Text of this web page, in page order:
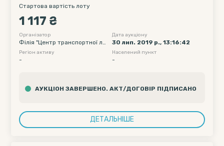
Кількість вагонів - 5, Рухомий склад - 95, Полігон
навантаження - Без обмеження, Дата подачі
вагону початкова - 2019-08-12 00:00, Дата
подачі вагону кінцева - 2019-08-12 23:59
Стартова вартість лоту
1 117 ₴
Організатор
Філія "Центр транспортної ло
гістики" АТ "Укрзалізниця"
Дата аукціону
30 лип. 2019 р., 13:16:42
Регіон активу
-
Населений пункт
-
АУКЦІОН ЗАВЕРШЕНО. АКТ/ДОГОВІР ПІДПИСАНО
ДЕТАЛЬНІШЕ